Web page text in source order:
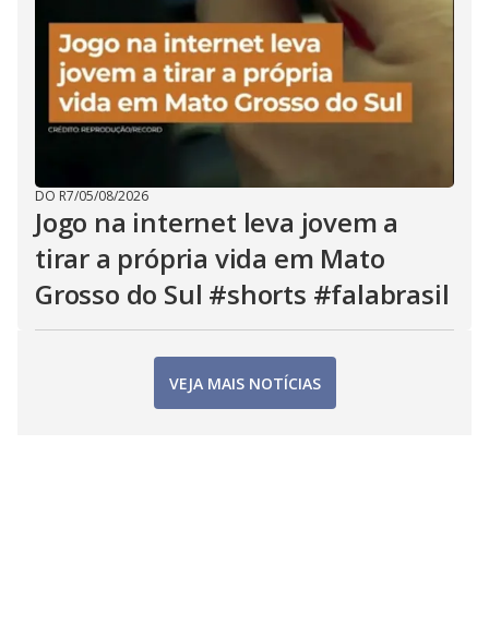
DO R7/05/08/2026
Jogo na internet leva jovem a
tirar a própria vida em Mato
Grosso do Sul #shorts #falabrasil
VEJA MAIS NOTÍCIAS